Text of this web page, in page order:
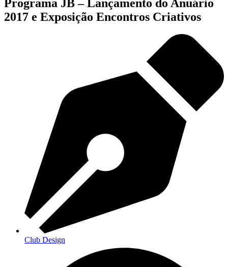
Programa JB – Lançamento do Anuário
2017 e Exposição Encontros Criativos
Club Design